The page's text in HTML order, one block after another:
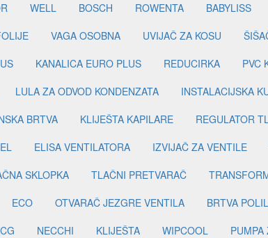
WELL BOSCH ROWENTA BABYLISS
VAGA OSOBNA UVIJAČ ZA KOSU
KANALICA EURO PLUS REDUCIRKA
PVC
LULA ZA ODVOD KONDENZATA
INSTALACIJSKA
BRTVA KLIJEŠTA KAPILARE REGULATOR
ELISA VENTILATORA IZVIJAČ ZA VENTILE
SKLOPKA TLAČNI PRETVARAČ
ECO OTVARAČ JEZGRE VENTILA
BRTVA
NECCHI KLIJEŠTA WIPCOOL